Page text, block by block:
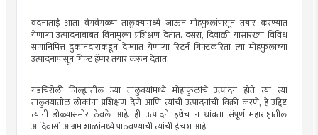
वंदनाताई आता वेगवेगळ्या तालुक्यांमध्ये जाऊन मोहफुलांपासून तयार करण्यात
येणाऱ्या उत्पादनांबाबत विनामुल्य प्रशिक्षण देतात. दसरा, दिवाळी यासारख्या विविध
सणांनिमित्त दुकानदारांकडून देण्यात येणाऱ्या रिटर्न गिफ्टकरिता त्या मोहफुलांच्या
उत्पादनापासून गिफ्ट हॅम्पर तयार करून देतात.
गडचिरोली जिल्ह्यातील ज्या तालुक्यांमध्ये मोहाफुलांचे उत्पादन होते त्या त्या
तालुक्यातील लोकांना प्रशिक्षण देणे आणि त्यांची उत्पादनांची विक्री करणे, हे उद्दिष्ट
त्यांनी डोळ्यासमोर ठेवले आहे. ही उत्पादने इथेच न थांबता संपूर्ण महाराष्ट्रातील
आदिवासी आश्रम शाळांमध्ये पाठवण्याची त्यांची ईच्छा आहे.